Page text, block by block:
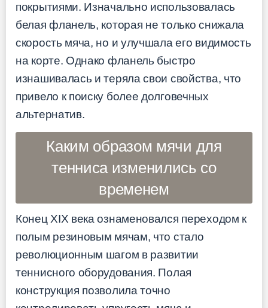
покрытиями. Изначально использовалась
белая фланель, которая не только снижала
скорость мяча, но и улучшала его видимость
на корте. Однако фланель быстро
изнашивалась и теряла свои свойства, что
привело к поиску более долговечных
альтернатив.
Каким образом мячи для
тенниса изменились со
временем
Конец XIX века ознаменовался переходом к
полым резиновым мячам, что стало
революционным шагом в развитии
теннисного оборудования. Полая
конструкция позволила точно